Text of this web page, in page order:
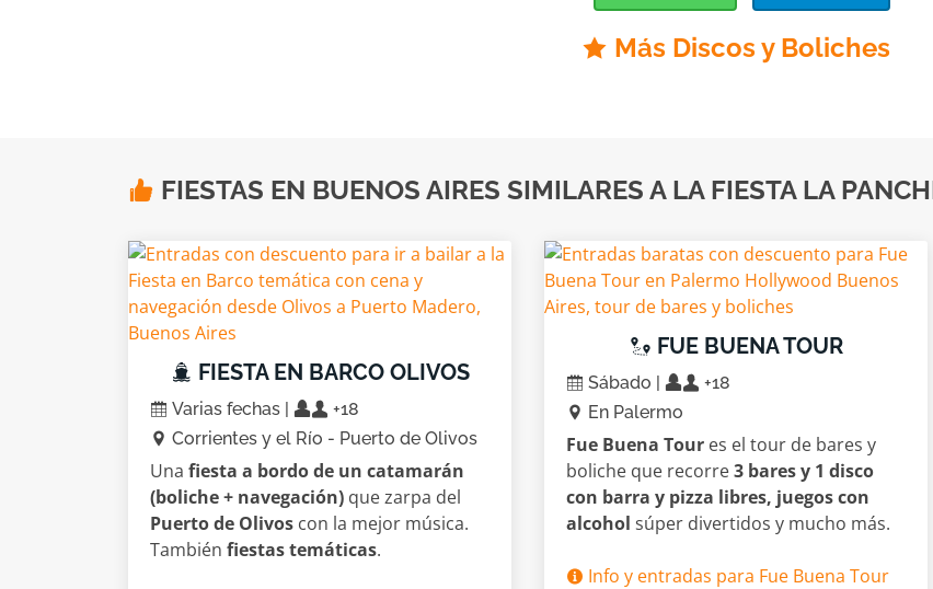
Más Discos y Boliches
FIESTAS EN BUENOS AIRES SIMILARES A LA FIESTA LA
FIESTA EN BARCO OLIVOS
Varias fechas |
+18
Corrientes y el Río - Puerto de Olivos
Una fiesta a bordo de un catamarán
(boliche + navegación) que zarpa del
Puerto de Olivos con la mejor música.
También fiestas temáticas.
FUE BUENA TOUR
Sábado |
+18
En Palermo
Fue Buena Tour es el tour de bares y
boliche que recorre3 bares y 1 disco
con barra y pizza libres, juegos con
alcohol súper divertidos y mucho más.
Info y entradas para Fue Buena Tour